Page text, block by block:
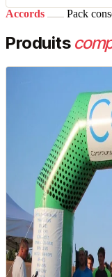
Accords Pack
Produits